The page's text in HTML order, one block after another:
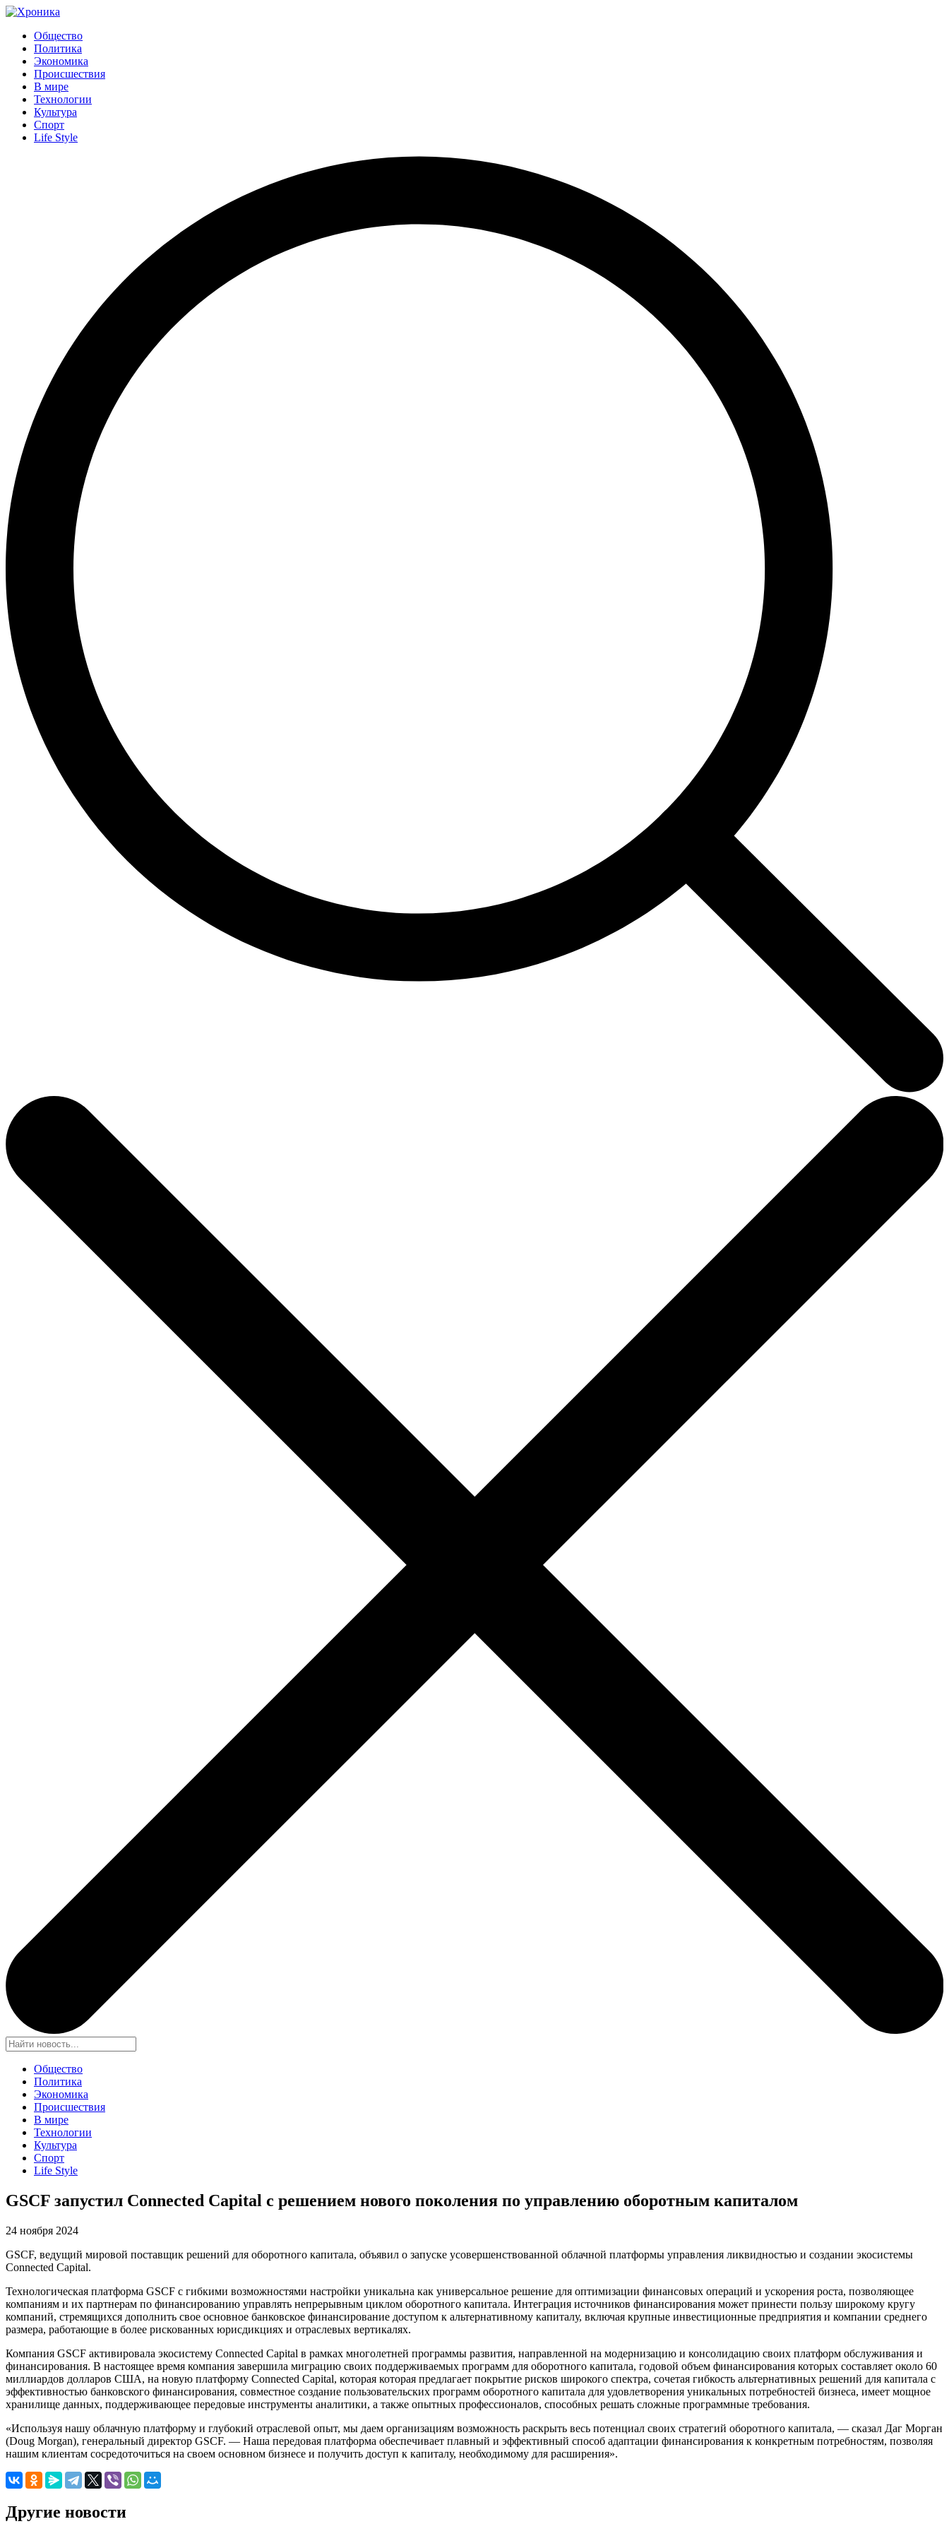
Общество
Политика
Экономика
Происшествия
В мире
Технологии
Культура
Спорт
Life Style
Общество
Политика
Экономика
Происшествия
В мире
Технологии
Культура
Спорт
Life Style
GSCF запустил Connected Capital с решением нового поколения по управлению оборотным капиталом
24 ноября 2024
GSCF, ведущий мировой поставщик решений для оборотного капитала, объявил о запуске усовершенствованной облачной платформы управления ликвидностью и создании экосистемы
Connected Capital.
Технологическая платформа GSCF с гибкими возможностями настройки уникальна как универсальное решение для оптимизации финансовых операций и ускорения роста, позволяющее
компаниям и их партнерам по финансированию управлять непрерывным циклом оборотного капитала. Интеграция источников финансирования может принести пользу широкому кругу
компаний, стремящихся дополнить свое основное банковское финансирование доступом к альтернативному капиталу, включая крупные инвестиционные предприятия и компании среднего
размера, работающие в более рискованных юрисдикциях и отраслевых вертикалях.
Компания GSCF активировала экосистему Connected Capital в рамках многолетней программы развития, направленной на модернизацию и консолидацию своих платформ обслуживания и
финансирования. В настоящее время компания завершила миграцию своих поддерживаемых программ для оборотного капитала, годовой объем финансирования которых составляет около 60
миллиардов долларов США, на новую платформу Connected Capital, которая которая предлагает покрытие рисков широкого спектра, сочетая гибкость альтернативных решений для капитала с
эффективностью банковского финансирования, совместное создание пользовательских программ оборотного капитала для удовлетворения уникальных потребностей бизнеса, имеет мощное
хранилище данных, поддерживающее передовые инструменты аналитики, а также опытных профессионалов, способных решать сложные программные требования.
«Используя нашу облачную платформу и глубокий отраслевой опыт, мы даем организациям возможность раскрыть весь потенциал своих стратегий оборотного капитала, — сказал Даг Морган
(Doug Morgan), генеральный директор GSCF. — Наша передовая платформа обеспечивает плавный и эффективный способ адаптации финансирования к конкретным потребностям, позволяя
нашим клиентам сосредоточиться на своем основном бизнесе и получить доступ к капиталу, необходимому для расширения».
Другие новости